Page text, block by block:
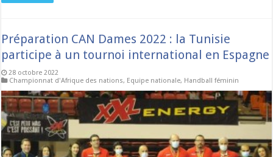
Préparation CAN Dames 2022 : la Tunisie
participe à un tournoi international en Espagne
28 octobre 2022
Championnat d'Afrique des nations, Equipe nationale, Handball féminin